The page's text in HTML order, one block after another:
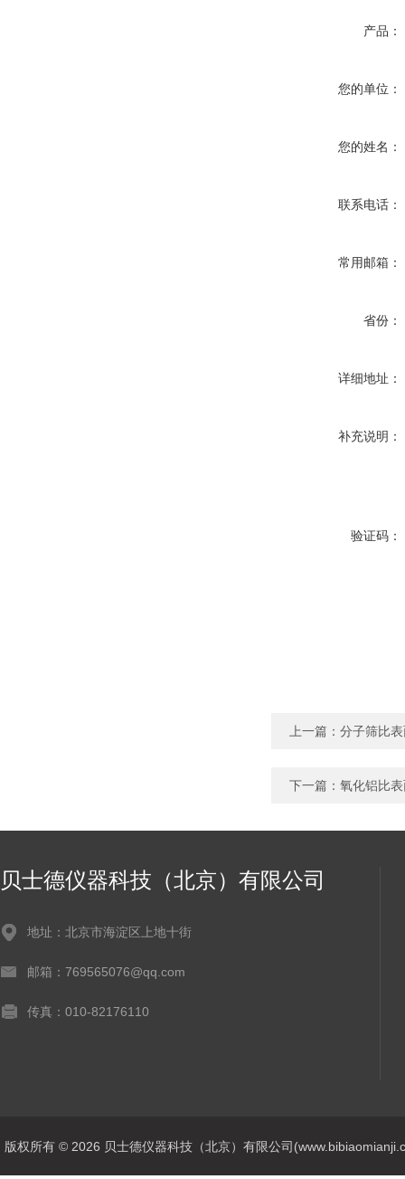
产品：
您的单位：
您的姓名：
联系电话：
常用邮箱：
省份：
详细地址：
补充说明：
验证码：
上一篇： 分子筛比
下一篇： 氧化铝比
贝士德仪器科技（北京）有限公司
地址：北京市海淀区上地十街
邮箱：769565076@qq.com
传真：010-82176110
版权所有 © 2026 贝士德仪器科技（北京）有限公司